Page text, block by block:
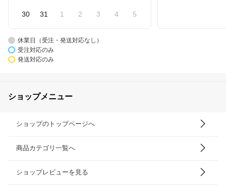
30 31 1 2 3 4 5
休業日（受注・発送対応なし）
受注対応のみ
発送対応のみ
ショップメニュー
ショップのトップページへ
商品カテゴリ一覧へ
ショップレビューを見る